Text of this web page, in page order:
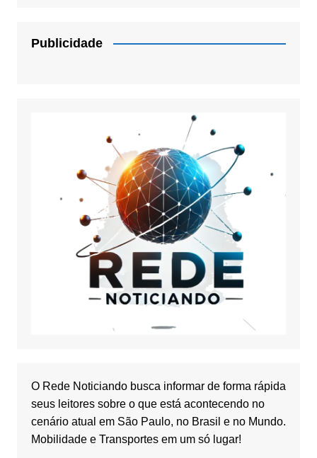
Publicidade
O Rede Noticiando busca informar de forma rápida
seus leitores sobre o que está acontecendo no
cenário atual em São Paulo, no Brasil e no Mundo.
Mobilidade e Transportes em um só lugar!